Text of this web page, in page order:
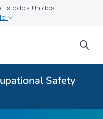
Unidos
Safety